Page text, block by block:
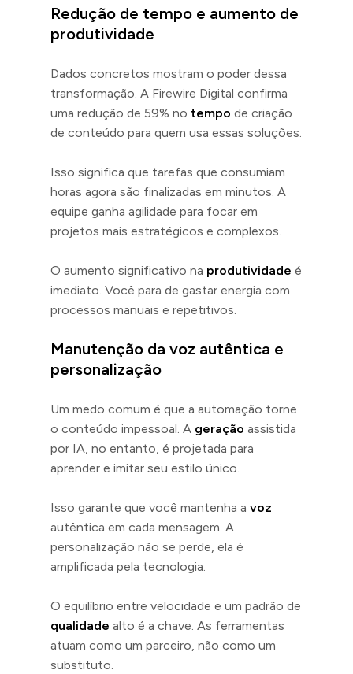
Redução de tempo e aumento de
produtividade
Dados concretos mostram o poder dessa
transformação. A Firewire Digital confirma
uma redução de 59% no tempo de criação
de conteúdo para quem usa essas soluções.
Isso significa que tarefas que consumiam
horas agora são finalizadas em minutos. A
equipe ganha agilidade para focar em
projetos mais estratégicos e complexos.
O aumento significativo na produtividade é
imediato. Você para de gastar energia com
processos manuais e repetitivos.
Manutenção da voz autêntica e
personalização
Um medo comum é que a automação torne
o conteúdo impessoal. A geração assistida
por IA, no entanto, é projetada para
aprender e imitar seu estilo único.
Isso garante que você mantenha a voz
autêntica em cada mensagem. A
personalização não se perde, ela é
amplificada pela tecnologia.
O equilíbrio entre velocidade e um padrão de
qualidade alto é a chave. As ferramentas
atuam como um parceiro, não como um
substituto.